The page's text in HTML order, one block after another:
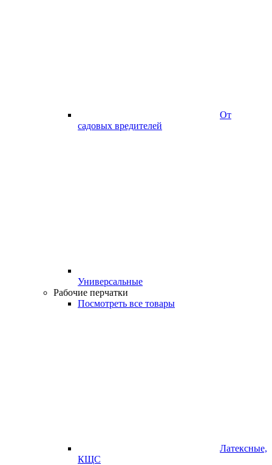
От
садовых вредителей
Универсальные
Рабочие перчатки
Посмотреть все товары
Латексные,
КЩС